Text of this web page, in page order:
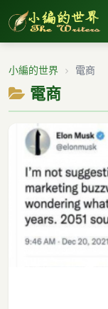
小編的世界 電商
電商